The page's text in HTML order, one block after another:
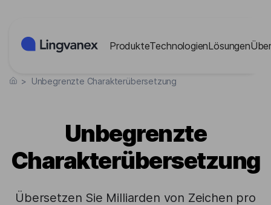
ProdukteTechnologienLösungen
> Unbegrenzte Charakterübersetzung
Unbegrenzte
Charakterübersetzung
Übersetzen Sie Milliarden von Zeichen pro